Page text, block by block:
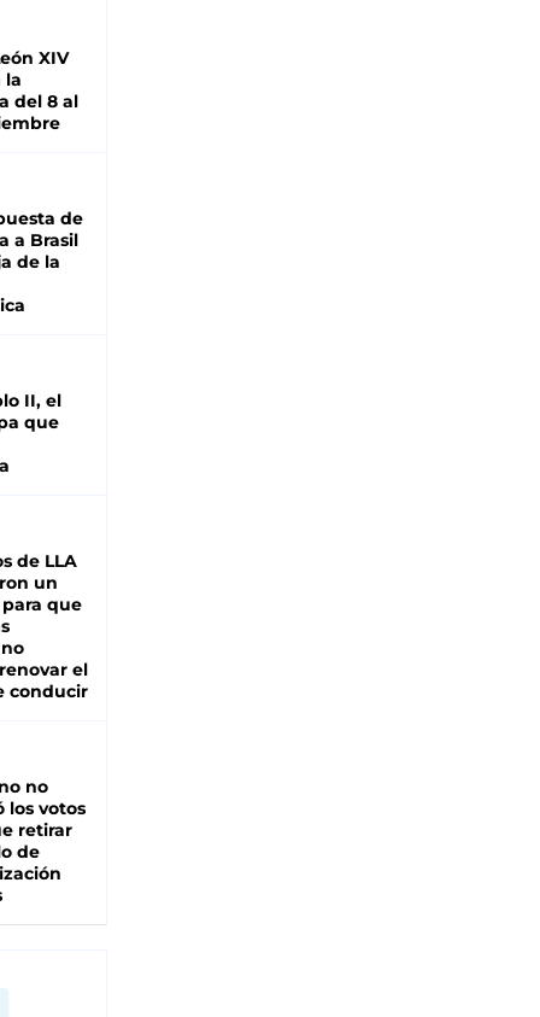
XIV
la
del 8 al
de
a Brasil
de la
II, el
que
de LLA
un
que
el
conducir
no
los votos
retirar
de